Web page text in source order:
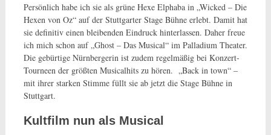
Persönlich habe ich sie als grüne Hexe Elphaba in „Wicked – Die
Hexen von Oz“ auf der Stuttgarter Stage Bühne erlebt. Damit hat
sie definitiv einen bleibenden Eindruck hinterlassen. Daher freue
ich mich schon auf „Ghost – Das Musical“ im Palladium Theater.
Die gebürtige Nürnbergerin ist zudem regelmäßig bei Konzert-
Tourneen der größten Musicalhits zu hören. „Back in town“ –
mit ihrer starken Stimme füllt sie ab jetzt die Stage Bühne in
Stuttgart.
Kultfilm nun als Musical